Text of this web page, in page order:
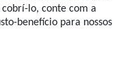
lo, conte com a
benefício para nossos